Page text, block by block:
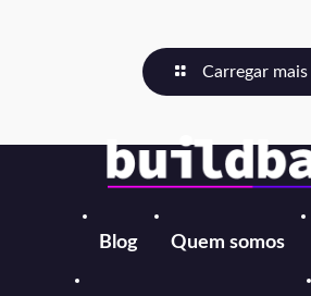
Carregar mais
Blog Quem somos